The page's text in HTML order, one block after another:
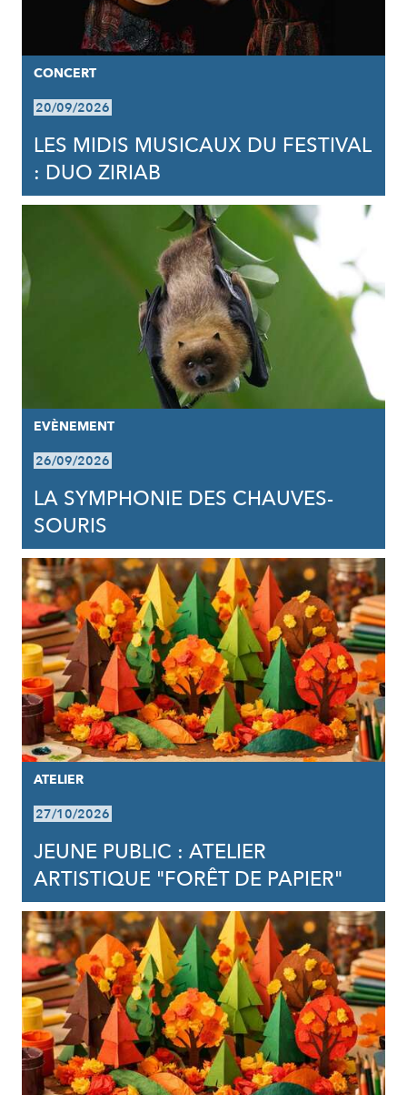
CONCERT
20/09/2026
LES MIDIS MUSICAUX DU FESTIVAL
: DUO ZIRIAB
EVÈNEMENT
26/09/2026
LA SYMPHONIE DES CHAUVES-
SOURIS
ATELIER
27/10/2026
JEUNE PUBLIC : ATELIER
ARTISTIQUE "FORÊT DE PAPIER"